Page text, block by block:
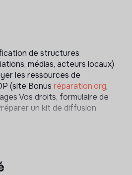
de structures
médias, acteurs locaux)
les ressources de
(site Bonus réparation.org,
Vos droits, formulaire de
un kit de diffusion
associations, expert·es) pour le
la réparation.